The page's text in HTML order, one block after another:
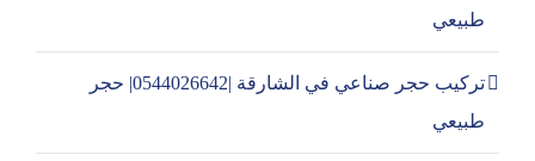
طبيعي
تركيب حجر صناعي في الشارقة |0544026642| حجر
طبيعي